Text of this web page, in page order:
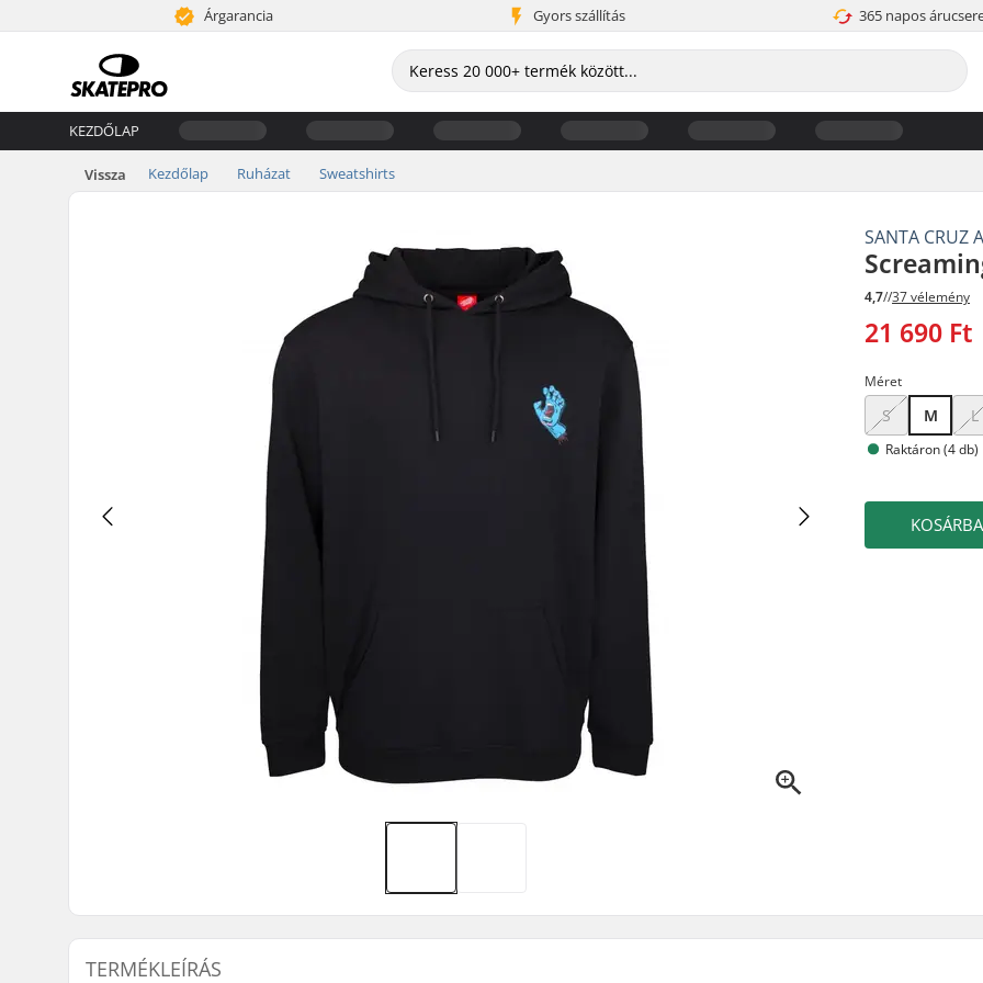
Árgarancia Gyors szállítás 365 napos
KEZDŐLAP
Vissza Kezdőlap Ruházat Sweatshirts
SANTA CRUZ
4,7//37 vélemény
21 690 Ft
Méret
S M L
Raktáron (4 db)
KOSÁRBA
TERMÉKLEÍRÁS